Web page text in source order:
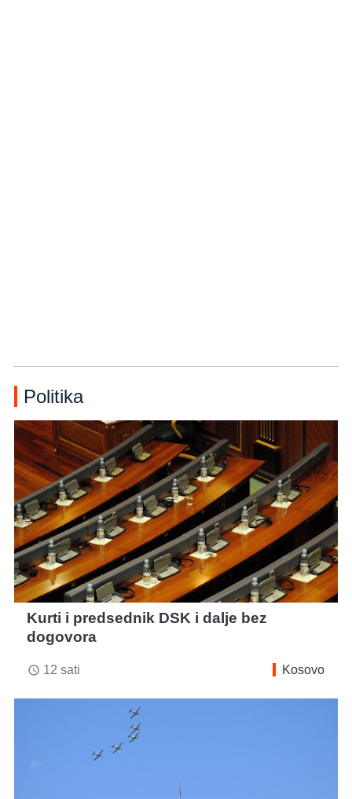
Politika
Kurti i predsednik DSK i dalje bez
dogovora
access_time 12 sati Kosovo